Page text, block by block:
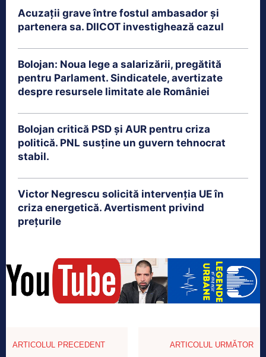
Acuzații grave între fostul ambasador și
partenera sa. DIICOT investighează cazul
Bolojan: Noua lege a salarizării, pregătită
pentru Parlament. Sindicatele, avertizate
despre resursele limitate ale României
Bolojan critică PSD și AUR pentru criza
politică. PNL susține un guvern tehnocrat
stabil.
Victor Negrescu solicită intervenția UE în
criza energetică. Avertisment privind
prețurile
ARTICOLUL PRECEDENT ARTICOLUL URMĂTOR